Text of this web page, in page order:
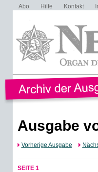
Abo Hilfe Kontakt
Ausgabe
Vorherige Ausgabe
SEITE 1